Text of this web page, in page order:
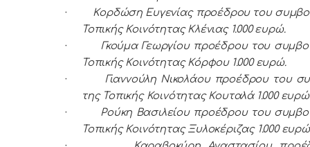
·
Κορδώση Ευγενίας προέδρου του
Τοπικής Κοινότητας Κλένιας 1.000 ευρώ.
·
Γκούμα Γεωργίου προέδρου του
Τοπικής Κοινότητας Κόρφου 1.000 ευρώ.
·
Γιαννούλη Νικολάου προέδρου του
της Τοπικής Κοινότητας Κουταλά 1.000
·
Ρούκη Βασιλείου προέδρου του
Τοπικής Κοινότητας Ξυλοκέριζας 1.000